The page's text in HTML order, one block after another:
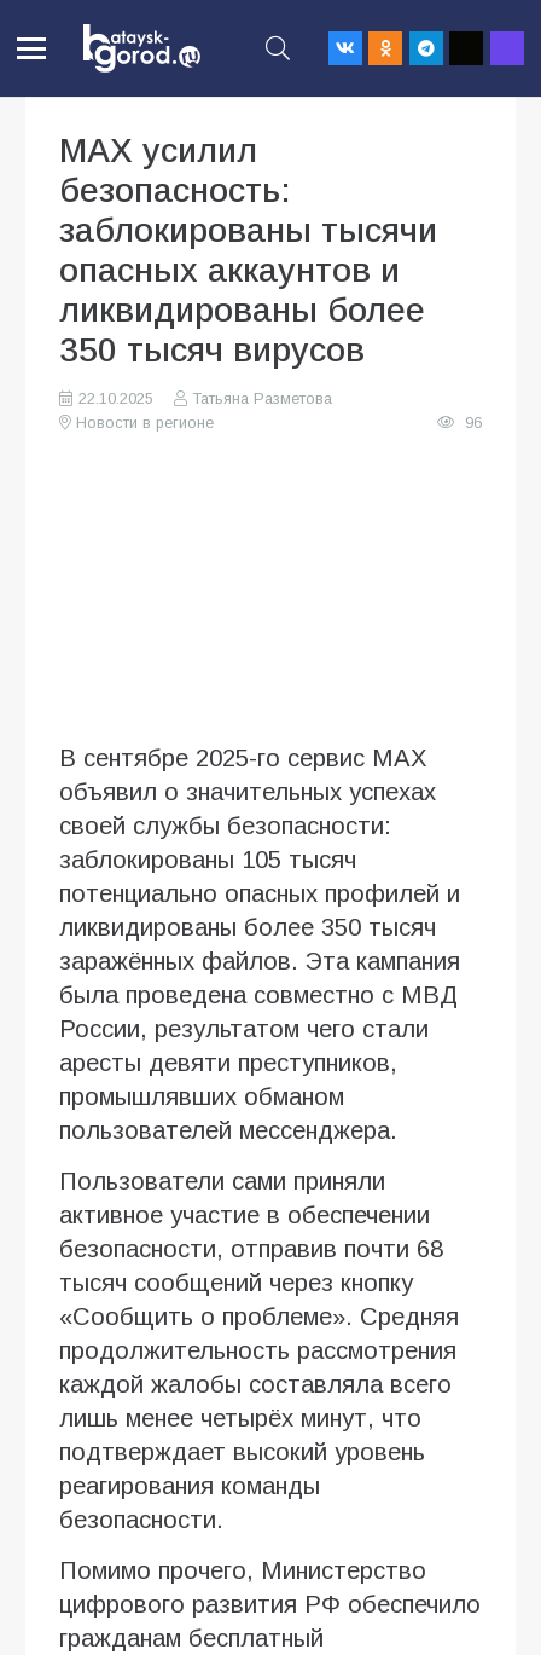
МАХ усилил
безопасность:
заблокированы тысячи
опасных аккаунтов и
ликвидированы более
350 тысяч вирусов
22.10.2025
Татьяна Разметова
Новости в регионе
96
В сентябре 2025-го сервис МАХ
объявил о значительных успехах
своей службы безопасности:
заблокированы 105 тысяч
потенциально опасных профилей и
ликвидированы более 350 тысяч
заражённых файлов. Эта кампания
была проведена совместно с МВД
России, результатом чего стали
аресты девяти преступников,
промышлявших обманом
пользователей мессенджера.
Пользователи сами приняли
активное участие в обеспечении
безопасности, отправив почти 68
тысяч сообщений через кнопку
«Сообщить о проблеме». Средняя
продолжительность рассмотрения
каждой жалобы составляла всего
лишь менее четырёх минут, что
подтверждает высокий уровень
реагирования команды
безопасности.
Помимо прочего, Министерство
цифрового развития РФ обеспечило
гражданам бесплатный